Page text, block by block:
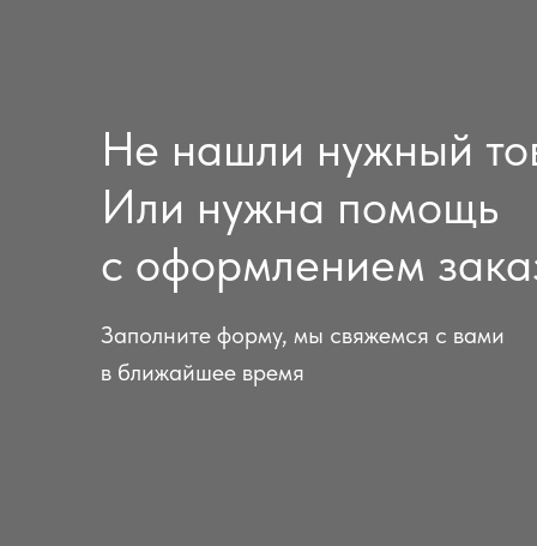
Не нашли нужный
Или нужна помощь
с оформлением
Заполните форму, мы свяжемся с вами
в ближайшее время